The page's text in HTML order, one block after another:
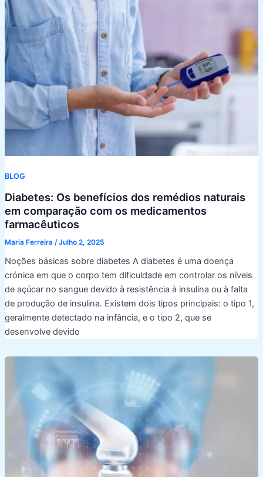
BLOG
Diabetes: Os benefícios dos remédios naturais
em comparação com os medicamentos
farmacêuticos
Maria Ferreira /Julho 2, 2025
Noções básicas sobre diabetes A diabetes é uma doença
crónica em que o corpo tem dificuldade em controlar os níveis
de açúcar no sangue devido à resistência à insulina ou à falta
de produção de insulina. Existem dois tipos principais: o tipo 1,
geralmente detectado na infância, e o tipo 2, que se
desenvolve devido